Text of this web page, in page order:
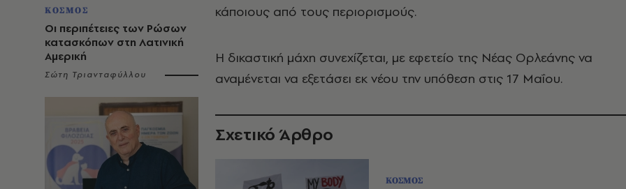
ΚΟΣΜΟΣ
Οι περιπέτειες των Ρώσων
κατασκόπων στη Λατινική
Αμερική
Σώτη Τριανταφύλλου
κάποιους από τους περιορισμούς.
Η δικαστική μάχη συνεχίζεται, με εφετείο της Νέας Ορλεάνης να
αναμένεται να εξετάσει εκ νέου την υπόθεση στις 17 Μαΐου.
Σχετικό Άρθρο
ΚΟΣΜΟΣ